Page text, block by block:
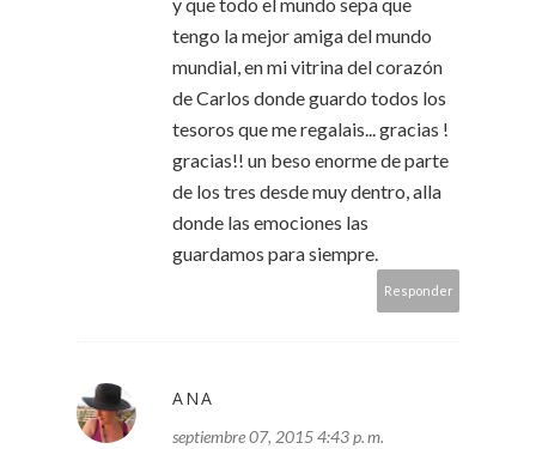
tengo la mejor amiga del mundo
mundial, en mi vitrina del corazón
de Carlos donde guardo todos los
tesoros que me regalais... gracias !
gracias!! un beso enorme de parte
de los tres desde muy dentro, alla
donde las emociones las
guardamos para siempre.
Responder
ANA
septiembre 07, 2015 4:43 p. m.